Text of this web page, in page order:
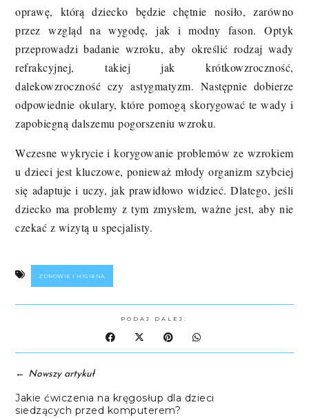
oprawę, którą dziecko będzie chętnie nosiło, zarówno
przez wzgląd na wygodę, jak i modny fason. Optyk
przeprowadzi badanie wzroku, aby określić rodzaj wady
refrakcyjnej, takiej jak krótkowzroczność,
dalekowzroczność czy astygmatyzm. Następnie dobierze
odpowiednie okulary, które pomogą skorygować te wady i
zapobiegną dalszemu pogorszeniu wzroku.
Wczesne wykrycie i korygowanie problemów ze wzrokiem
u dzieci jest kluczowe, ponieważ młody organizm szybciej
się adaptuje i uczy, jak prawidłowo widzieć. Dlatego, jeśli
dziecko ma problemy z tym zmysłem, ważne jest, aby nie
czekać z wizytą u specjalisty.
ZDROWIE I HIGIENA
PODAJ DALEJ:
← Nowszy artykuł
Jakie ćwiczenia na kręgosłup dla dzieci
siedzących przed komputerem?